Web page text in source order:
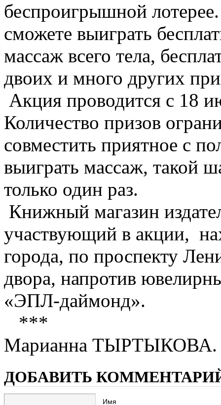
беспроигрышной
сможете выиграть
массаж всего тела,
двоих и много других
Акция проводится с 18
Количество призов
совместить приятное с
выиграть массаж, такой
только один раз.
Книжный магазин
участвующий в акции,
города, по проспекту
двора, напротив
«ЭПЛ-даймонд».
***
Марианна ТЫРТЫКОВА.
ДОБАВИТЬ
Имя